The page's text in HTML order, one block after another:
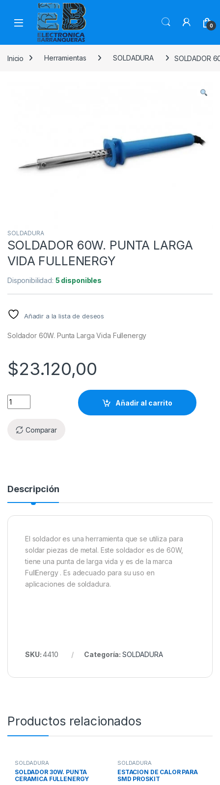
0
Inicio Herramientas SOLDADURA SOLDADOR
SOLDADURA
SOLDADOR 60W. PUNTA LARGA
VIDA FULLENERGY
Disponibilidad: 5 disponibles
Añadir a la lista de deseos
Soldador 60W. Punta Larga Vida Fullenergy
$23.120,00
Añadir al carrito
Comparar
Descripción
El soldador es una herramienta que se utiliza para
soldar piezas de metal. Este soldador es de 60W,
tiene una punta de larga vida y es de la marca
FullEnergy . Es adecuado para su uso en
aplicaciones de soldadura.
SKU:4410 Categoría: SOLDADURA
Productos relacionados
SOLDADURA
SOLDADOR 30W. PUNTA
CERAMICA FULLENERGY
SOLDADURA
ESTACION DE CALOR PARA
SMD PROSKIT